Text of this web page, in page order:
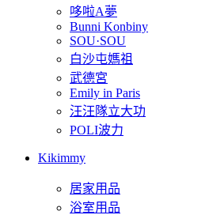
哆啦A夢
Bunni Konbiny
SOU·SOU
白沙屯媽祖
武德宮
Emily in Paris
汪汪隊立大功
POLI波力
Kikimmy
居家用品
浴室用品